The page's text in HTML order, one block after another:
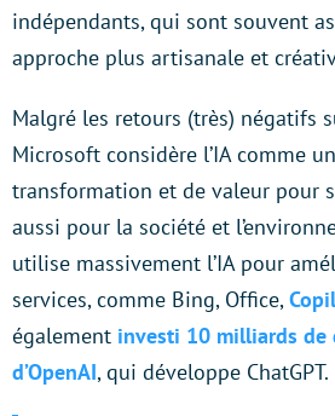
indépendants, qui sont souvent
approche plus artisanale et
Malgré les retours (très) négatifs
Microsoft considère l’IA comme
transformation et de valeur pour
aussi pour la société et
utilise massivement l’IA pour
services, comme Bing, Office,
également investi 10 milliards de
d’OpenAI, qui développe ChatGPT.